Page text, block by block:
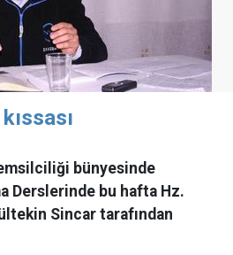
bünyesinde
Derslerinde bu hafta Hz.
Sincar tarafından